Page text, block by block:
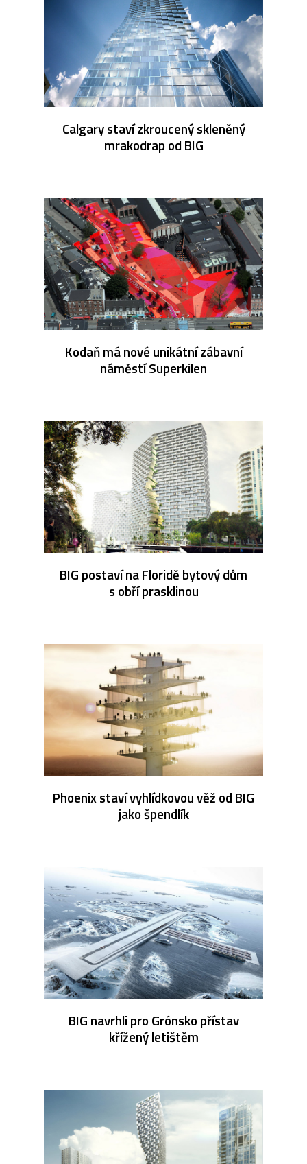
Calgary staví zkroucený skleněný
mrakodrap od BIG
Kodaň má nové unikátní zábavní
náměstí Superkilen
BIG postaví na Floridě bytový dům
s obří prasklinou
Phoenix staví vyhlídkovou věž od BIG
jako špendlík
BIG navrhli pro Grónsko přístav
křížený letištěm